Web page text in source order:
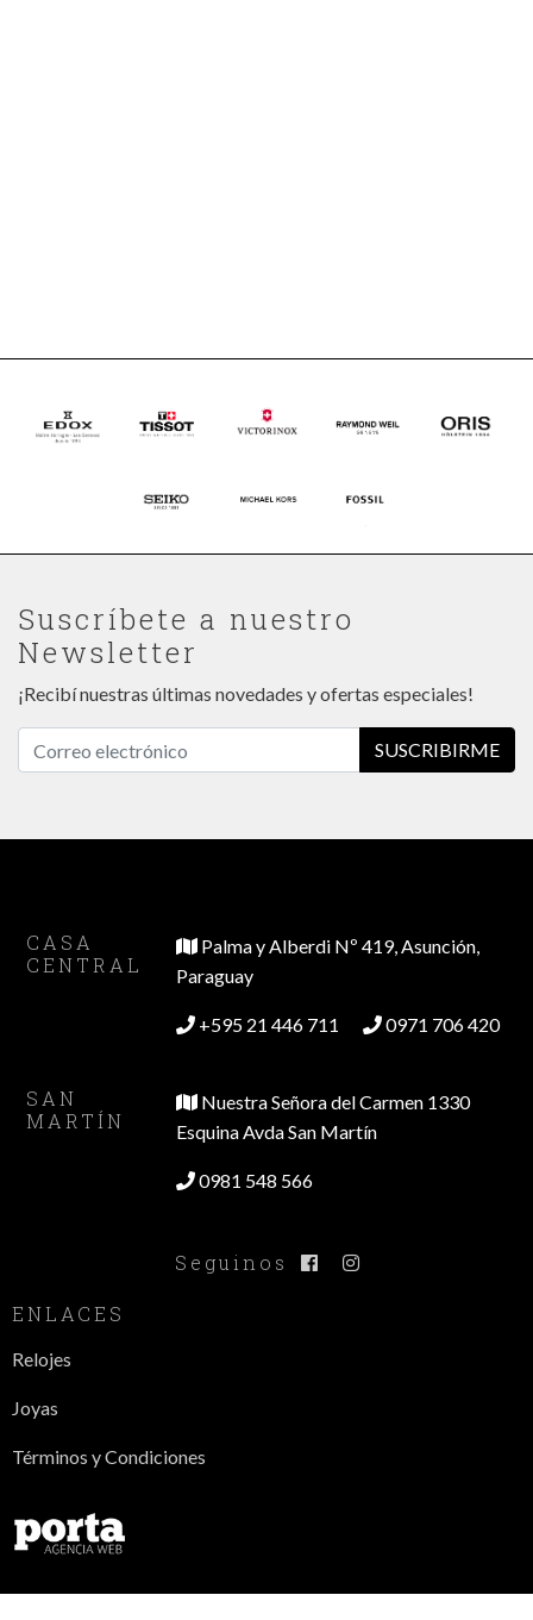
Suscríbete a nuestro
Newsletter
¡Recibí nuestras últimas novedades y ofertas especiales!
SUSCRIBIRME
CASA
CENTRAL
Palma y Alberdi Nº 419, Asunción,
Paraguay
+595 21 446 711 0971 706 420
SAN
MARTÍN
Nuestra Señora del Carmen 1330
Esquina Avda San Martín
0981 548 566
Seguinos
ENLACES
Relojes
Joyas
Términos y Condiciones